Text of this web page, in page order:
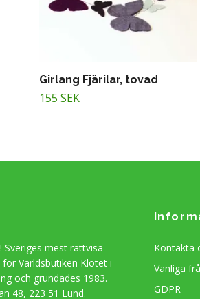
Girlang Fjärilar, tovad
155 SEK
mest rättvisa
Världsbutiken Klotet i
och grundades 1983.
48, 223 51 Lund.
Kontakta
Vanliga
GDPR